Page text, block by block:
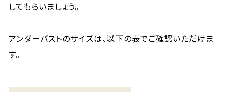
してもらいましょう。
アンダーバストのサイズは、以下の表でご確認いただけま
す。